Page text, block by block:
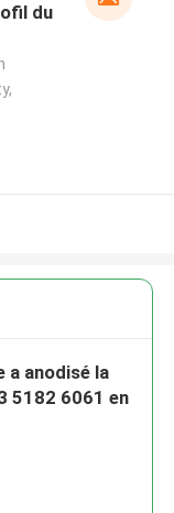
du
a anodisé la
5182 6061 en